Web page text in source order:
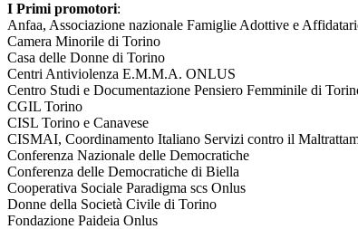
I Primi promotori:
Anfaa, Associazione nazionale Famiglie Adottive e
Camera Minorile di Torino
Casa delle Donne di Torino
Centri Antiviolenza E.M.M.A. ONLUS
Centro Studi e Documentazione Pensiero Femminile di
CGIL Torino
CISL Torino e Canavese
CISMAI, Coordinamento Italiano Servizi contro il
Conferenza Nazionale delle Democratiche
Conferenza delle Democratiche di Biella
Cooperativa Sociale Paradigma scs Onlus
Donne della Società Civile di Torino
Fondazione Paideia Onlus